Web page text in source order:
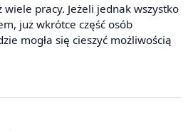
wiele pracy. Jeżeli jednak wszystko
już wkrótce część osób
mogła się cieszyć możliwością